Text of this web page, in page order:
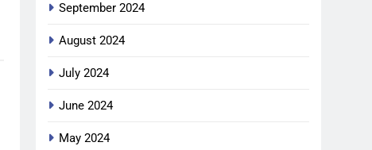
September 2024
August 2024
July 2024
June 2024
May 2024